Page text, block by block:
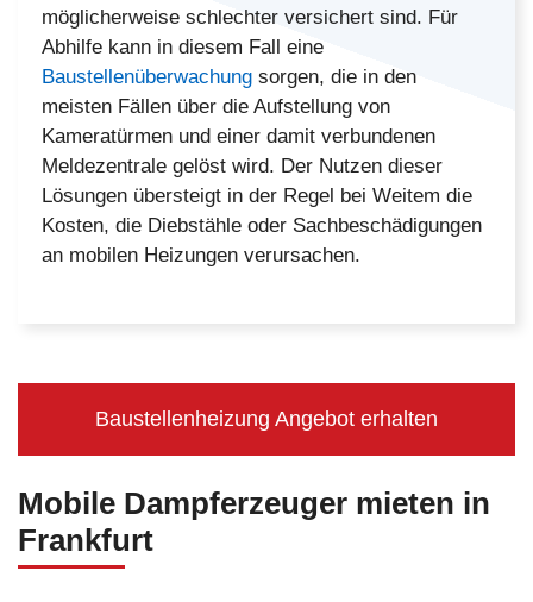
möglicherweise schlechter versichert sind. Für
Abhilfe kann in diesem Fall eine
Baustellenüberwachung sorgen, die in den
meisten Fällen über die Aufstellung von
Kameratürmen und einer damit verbundenen
Meldezentrale gelöst wird. Der Nutzen dieser
Lösungen übersteigt in der Regel bei Weitem die
Kosten, die Diebstähle oder Sachbeschädigungen
an mobilen Heizungen verursachen.
Baustellenheizung Angebot erhalten
Mobile Dampferzeuger mieten in
Frankfurt